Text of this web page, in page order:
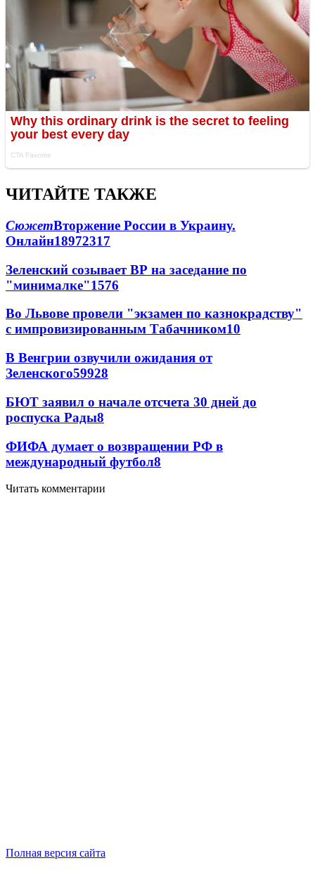
ЧИТАЙТЕ ТАКЖЕ
СюжетВторжение России в Украину.
Онлайн18972317
Зеленский созывает ВР на заседание по
"минималке"1576
Во Львове провели "экзамен по казнокрадству"
с импровизированным Табачником10
В Венгрии озвучили ожидания от
Зеленского59928
БЮТ заявил о начале отсчета 30 дней до
роспуска Рады8
ФИФА думает о возвращении РФ в
международный футбол8
Читать комментарии
Полная версия сайта